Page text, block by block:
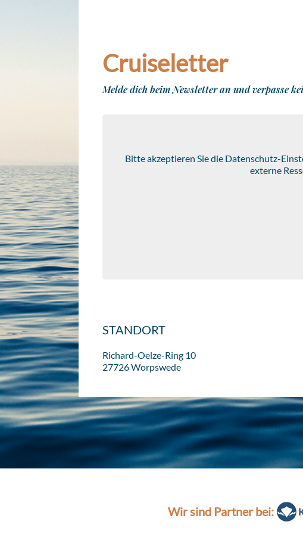
Cruiseletter
Melde dich beim Newsletter an und verpasse
Bitte akzeptieren Sie die Datenschutz-
externe
STANDORT
Richard-Oelze-Ring 10
27726 Worpswede
Wir sind Partner bei: